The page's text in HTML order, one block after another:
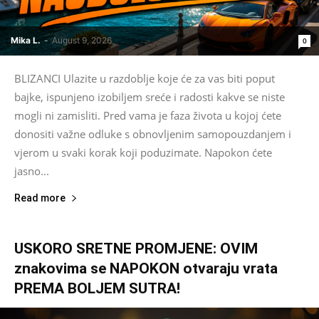
Mika L. - August 9, 2026 0
BLIZANCI Ulazite u razdoblje koje će za vas biti poput
bajke, ispunjeno izobiljem sreće i radosti kakve se niste
mogli ni zamisliti. Pred vama je faza života u kojoj ćete
donositi važne odluke s obnovljenim samopouzdanjem i
vjerom u svaki korak koji poduzimate. Napokon ćete
jasno...
Read more
USKORO SRETNE PROMJENE: OVIM
znakovima se NAPOKON otvaraju vrata
PREMA BOLJEM SUTRA!